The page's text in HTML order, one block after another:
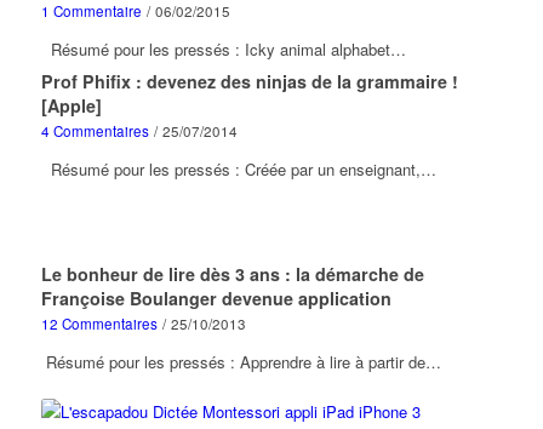
1 Commentaire / 06/02/2015
Résumé pour les pressés : Icky animal alphabet…
Prof Phifix : devenez des ninjas de la grammaire !
[Apple]
4 Commentaires / 25/07/2014
Résumé pour les pressés : Créée par un enseignant,…
Le bonheur de lire dès 3 ans : la démarche de
Françoise Boulanger devenue application
12 Commentaires / 25/10/2013
Résumé pour les pressés : Apprendre à lire à partir de…